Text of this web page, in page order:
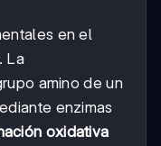
en el
La
amino de un
enzimas
oxidativa